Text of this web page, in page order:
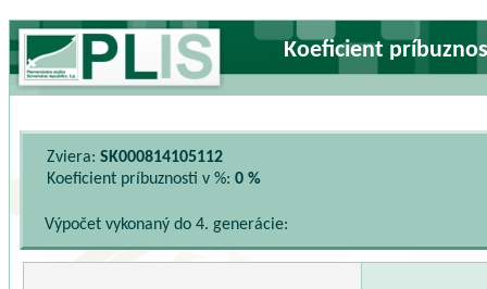
Koeficient
Zviera: SK000814105112
Koeficient príbuznosti v %: 0 %
Výpočet vykonaný do 4. generácie: